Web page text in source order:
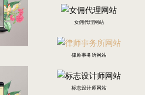
女佣代理网站
律师事务所网站
标志设计师网站